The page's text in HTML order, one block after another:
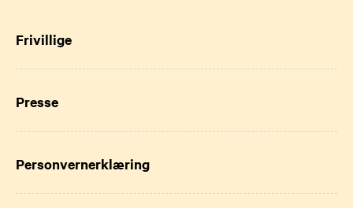
Frivillige
Presse
Personvernerklæring